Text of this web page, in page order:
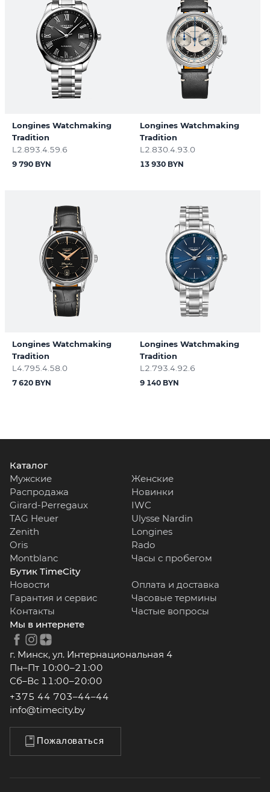
Longines Watchmaking
Tradition
L2.893.4.59.6
9 790 BYN
Longines Watchmaking
Tradition
L2.830.4.93.0
13 930 BYN
Longines Watchmaking
Tradition
L4.795.4.58.0
7 620 BYN
Longines Watchmaking
Tradition
L2.793.4.92.6
9 140 BYN
Каталог
Мужские
Женские
Распродажа
Новинки
Girard-Perregaux
IWC
TAG Heuer
Ulysse Nardin
Zenith
Longines
Oris
Rado
Montblanc
Часы с пробегом
Бутик TimeCity
Новости
Оплата и доставка
Гарантия и сервис
Часовые термины
Контакты
Частые вопросы
Мы в интернете
г. Минск, ул. Интернациональная 4
Пн–Пт 10:00–21:00
Сб–Вс 11:00–20:00
+375 44 703–44–44
info@timecity.by
Пожаловаться